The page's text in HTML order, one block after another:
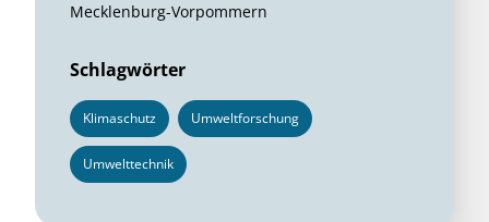
Mecklenburg-Vorpommern
Schlagwörter
Klimaschutz Umweltforschung
Umwelttechnik